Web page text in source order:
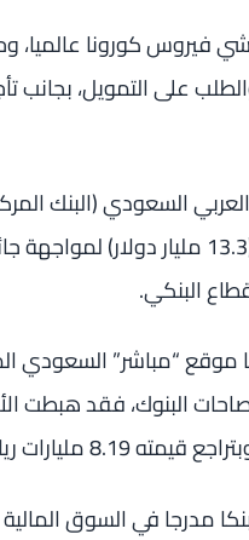
فيروس كورونا
على التمويل،
السعودي (البنك
الخاص بـ50 مليار ريال (13.3
البنكي.
موقع “مباشر” السعودي